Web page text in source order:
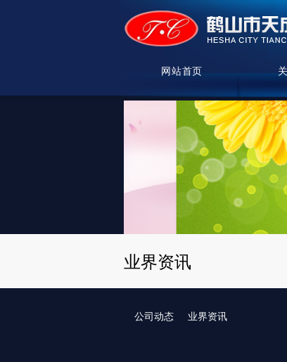
网站首页
业界资讯
公司动态 业界资讯